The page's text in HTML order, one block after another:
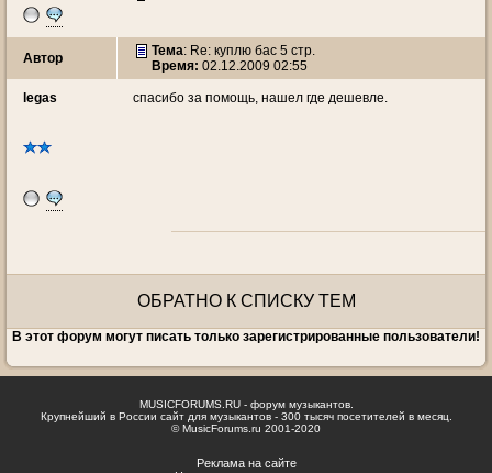
Автор Тема: Re: куплю бас 5 стр.
Время: 02.12.2009 02:55
legas спасибо за помощь, нашел где дешевле.
ОБРАТНО К СПИСКУ ТЕМ
В этот форум могут писать только зарегистрированные пользователи!
MUSICFORUMS.RU - форум музыкантов.
Крупнейший в России сайт для музыкантов - 300 тысяч посетителей в месяц.
© MusicForums.ru 2001-2020
Реклама на сайте